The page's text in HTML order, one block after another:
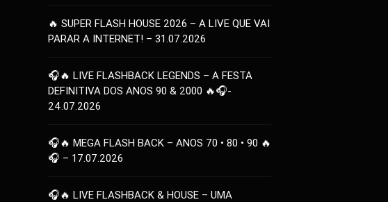
🔥 SUPER FLASH HOUSE 2026 – A LIVE QUE VAI
PARAR A INTERNET! – 31.07.2026
🎧🔥 LIVE FLASHBACK LEGENDS – A FESTA
DEFINITIVA DOS ANOS 90 & 2000 🔥🎧-
24.07.2026
🎧🔥 MEGA FLASH BACK – ANOS 70 • 80 • 90 🔥
🎧 – 17.07.2026
🎧🔥 LIVE FLASHBACK & HOUSE – UMA